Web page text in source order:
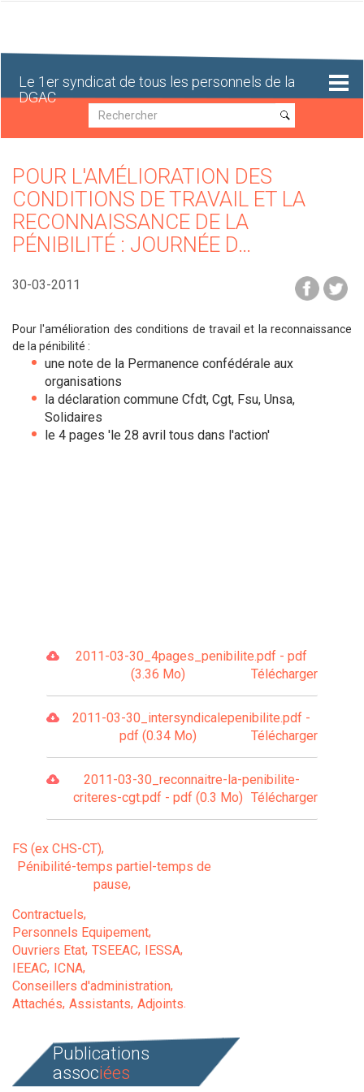
Le 1er syndicat de tous les personnels de la
DGAC
Recherche
Recherche
POUR L'AMÉLIORATION DES
CONDITIONS DE TRAVAIL ET LA
RECONNAISSANCE DE LA
PÉNIBILITÉ : JOURNÉE D…
30-03-2011
Pour l'amélioration des conditions de travail et la reconnaissance
de la pénibilité :
une note de la Permanence confédérale aux
organisations
la déclaration commune Cfdt, Cgt, Fsu, Unsa,
Solidaires
le 4 pages 'le 28 avril tous dans l'action'
2011-03-30_4pages_penibilite.pdf - pdf
(3.36 Mo)
Télécharger
2011-03-30_intersyndicalepenibilite.pdf -
pdf (0.34 Mo)
Télécharger
2011-03-30_reconnaitre-la-penibilite-
criteres-cgt.pdf - pdf (0.3 Mo) Télécharger
FS (ex CHS-CT)
Pénibilité-temps partiel-temps de
pause
Contractuels
Personnels Equipement
Ouvriers Etat TSEEAC IESSA
IEEAC ICNA
Conseillers d'administration
Attachés Assistants Adjoints
Publications
associées